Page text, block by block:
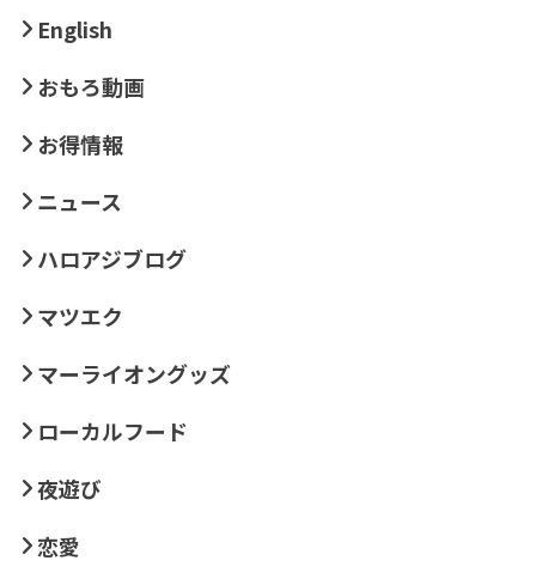
English
おもろ動画
お得情報
ニュース
ハロアジブログ
マツエク
マーライオングッズ
ローカルフード
夜遊び
恋愛